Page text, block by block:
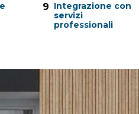
9 Integrazione con
servizi
professionali